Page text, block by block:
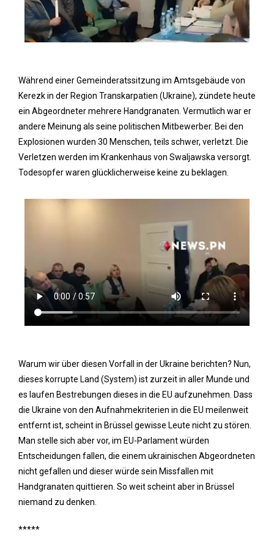
Während einer Gemeinderatssitzung im Amtsgebäude von
Kerezk in der Region Transkarpatien (Ukraine), zündete heute
ein Abgeordneter mehrere Handgranaten. Vermutlich war er
andere Meinung als seine politischen Mitbewerber. Bei den
Explosionen wurden 30 Menschen, teils schwer, verletzt. Die
Verletzen werden im Krankenhaus von Swaljawska versorgt.
Todesopfer waren glücklicherweise keine zu beklagen.
Warum wir über diesen Vorfall in der Ukraine berichten? Nun,
dieses korrupte Land (System) ist zurzeit in aller Munde und
es laufen Bestrebungen dieses in die EU aufzunehmen. Dass
die Ukraine von den Aufnahmekriterien in die EU meilenweit
entfernt ist, scheint in Brüssel gewisse Leute nicht zu stören.
Man stelle sich aber vor, im EU-Parlament würden
Entscheidungen fallen, die einem ukrainischen Abgeordneten
nicht gefallen und dieser würde sein Missfallen mit
Handgranaten quittieren. So weit scheint aber in Brüssel
niemand zu denken.
*****